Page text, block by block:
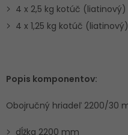
4 x 2,5 kg kotúč
4 x 1,25 kg kotúč
Popis komponentov:
Obojručný hriadeľ 2200/30
dĺžka 2200 mm